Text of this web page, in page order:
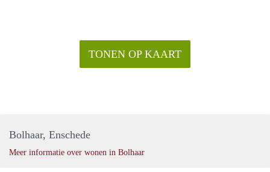
TONEN OP KAART
Bolhaar, Enschede
Meer informatie over wonen in Bolhaar